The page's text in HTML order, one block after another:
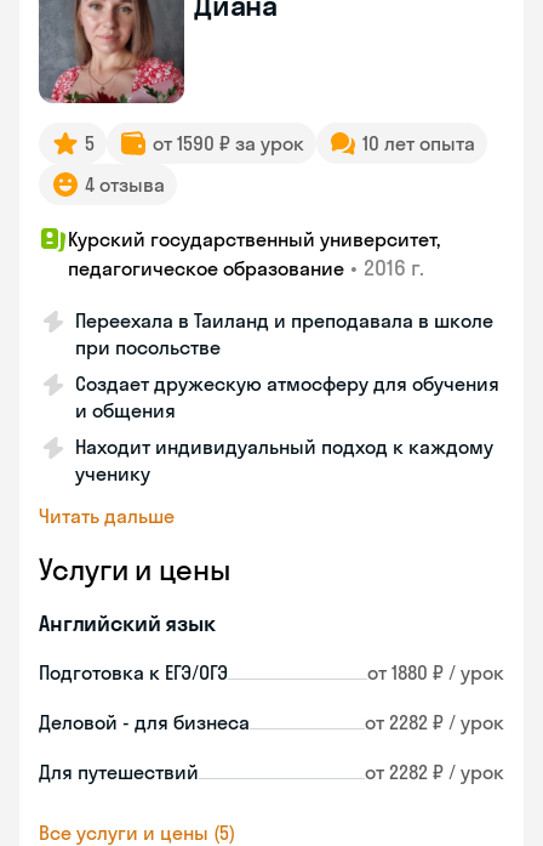
5 от 1590 ₽ за урок
10 лет опыта
4 отзыва
Курский государственный университет,
педагогическое образование • 2016 г.
Переехала в Таиланд и преподавала в школе
при посольстве
Создает дружескую атмосферу для обучения
и общения
Находит индивидуальный подход к каждому
ученику
Читать дальше
Услуги и цены
Английский язык
Подготовка к ЕГЭ/ОГЭ от 1880 ₽ / урок
Деловой - для бизнеса от 2282 ₽ / урок
Для путешествий от 2282 ₽ / урок
Все услуги и цены (5)